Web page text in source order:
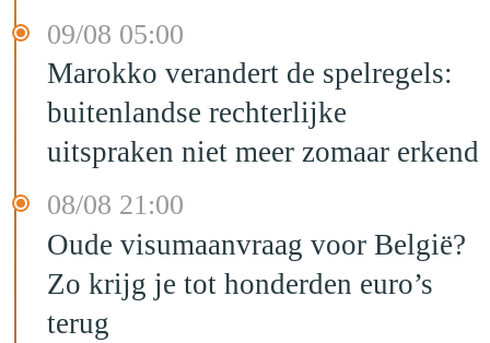
09/08 05:00
Marokko verandert de spelregels:
buitenlandse rechterlijke
uitspraken niet meer zomaar erkend
08/08 21:00
Oude visumaanvraag voor België?
Zo krijg je tot honderden euro’s
terug